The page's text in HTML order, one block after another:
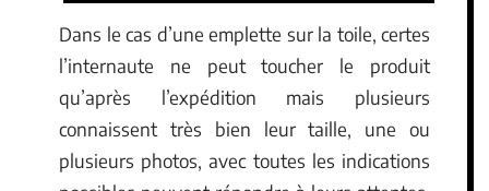
Dans le cas d’une emplette sur la toile, certes
l’internaute ne peut toucher le produit
qu’après l’expédition mais plusieurs
connaissent très bien leur taille, une ou
plusieurs photos, avec toutes les indications